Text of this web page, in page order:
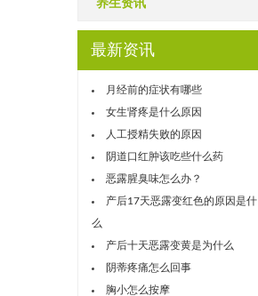
养生资讯
最新资讯
月经前的症状有哪些
女生肾疼是什么原因
人工授精失败的原因
阴道口红肿该吃些什么药
恶露腥臭味怎么办？
产后17天恶露变红色的原因是什
么
产后十天恶露变黄是为什么
阴蒂疼痛怎么回事
胸小怎么按摩